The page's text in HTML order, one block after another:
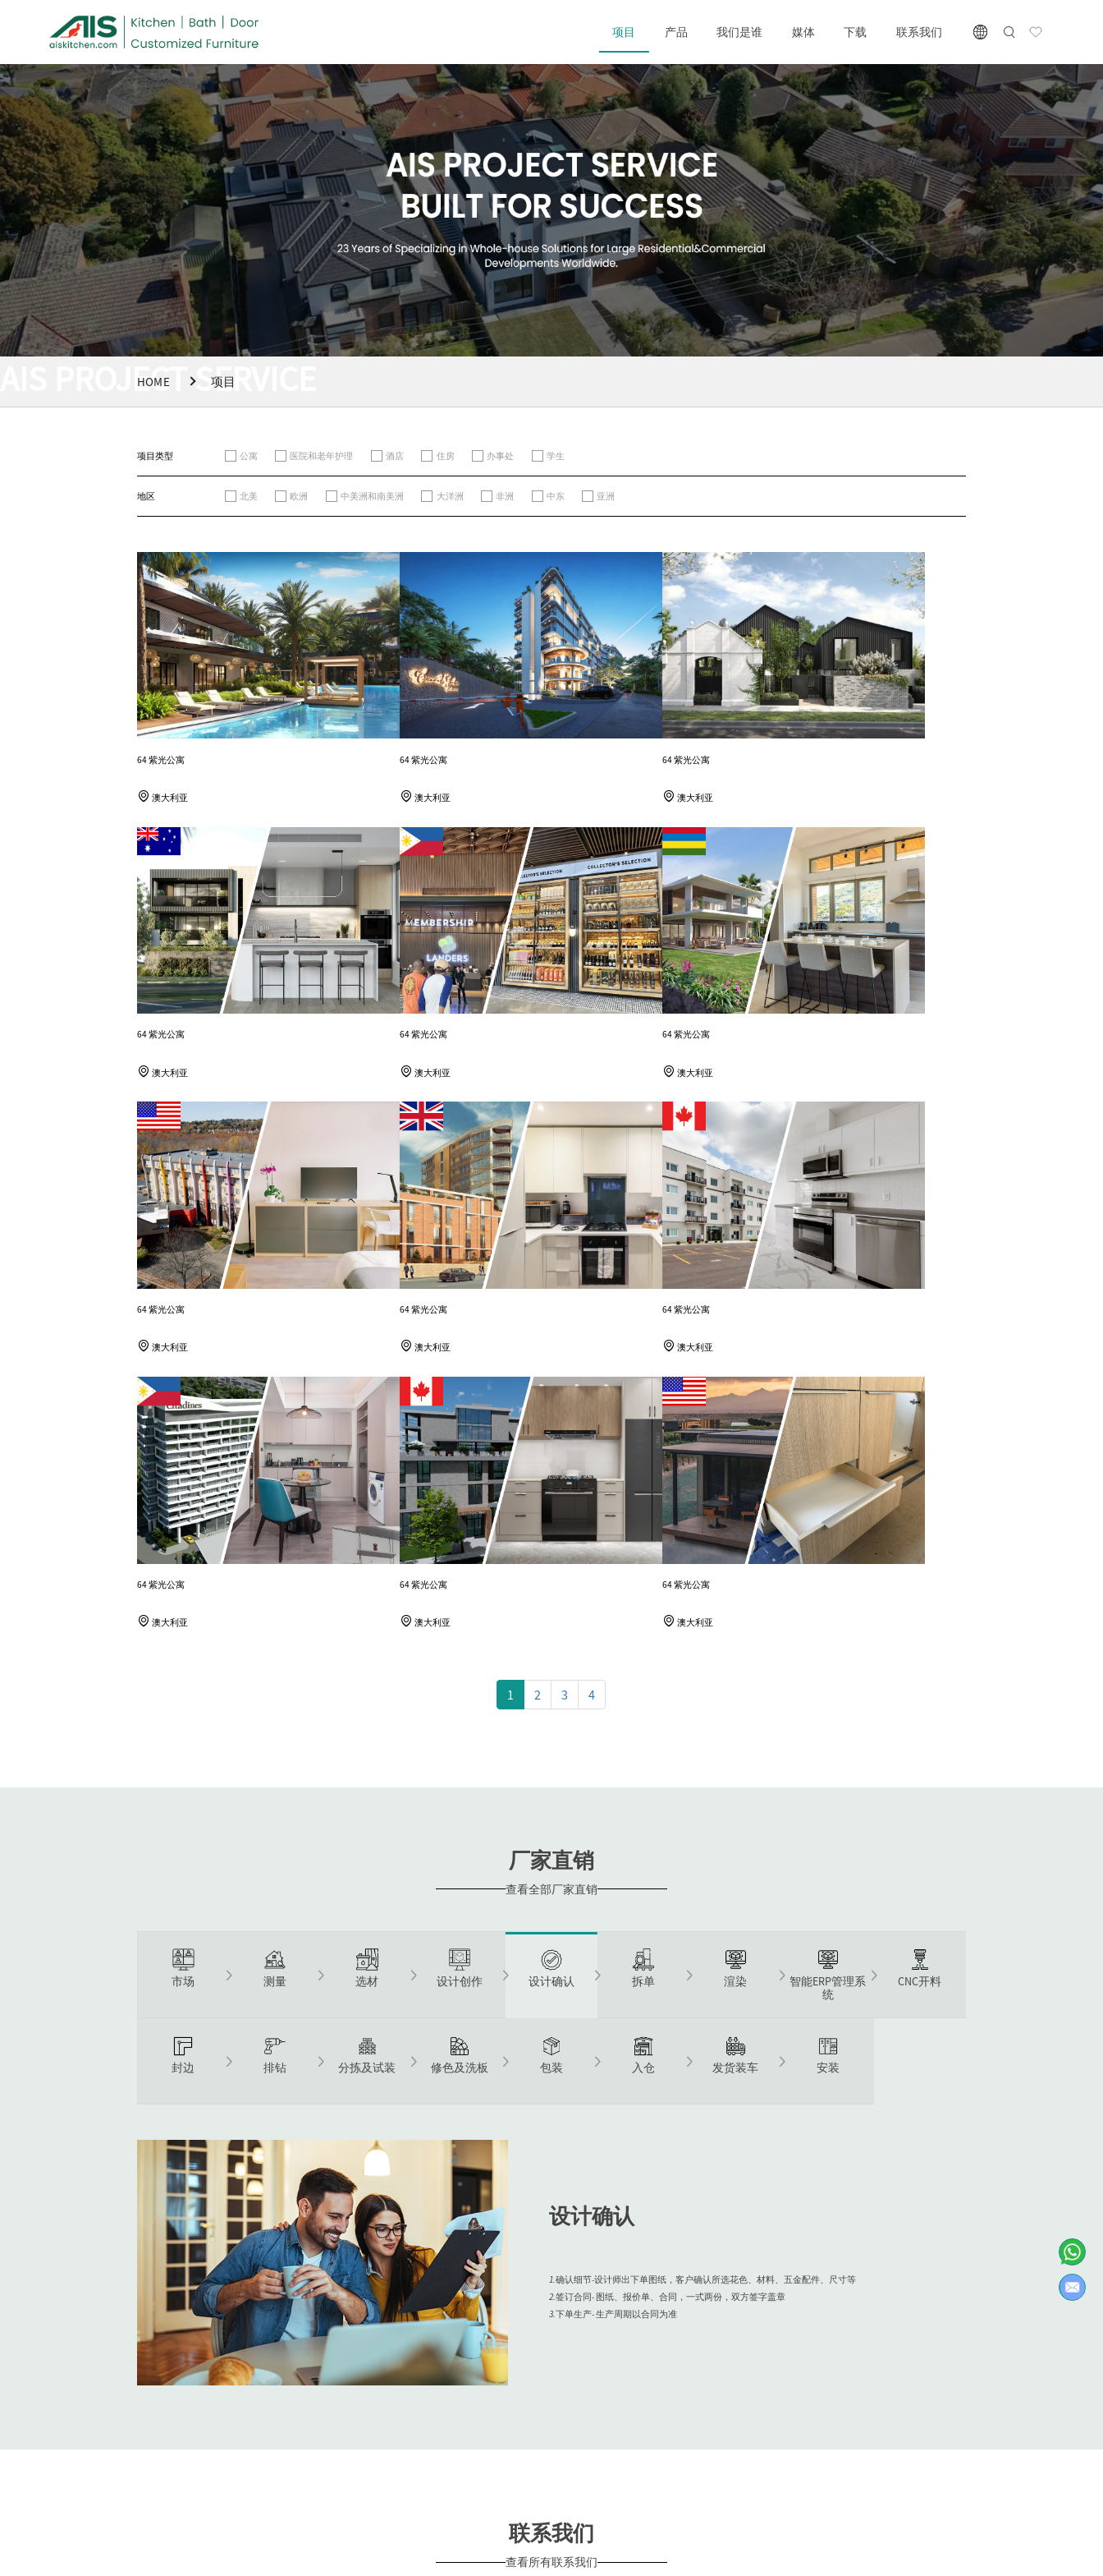
项目 产品 我们是谁 媒体 下载 联系我们
AIS PROJECT SERVICE
HOME 项目
项目类型 公寓 医院和老年护理 酒店 住房 办事处 学生
地区 北美 欧洲 中美洲和南美洲 大洋洲 非洲 中东 亚洲
64 紫光公寓
澳大利亚
64 紫光公寓
澳大利亚
64 紫光公寓
澳大利亚
64 紫光公寓
澳大利亚
64 紫光公寓
澳大利亚
64 紫光公寓
澳大利亚
64 紫光公寓
澳大利亚
64 紫光公寓
澳大利亚
64 紫光公寓
澳大利亚
64 紫光公寓
澳大利亚
64 紫光公寓
澳大利亚
64 紫光公寓
澳大利亚
1 2 3 4
厂家直销
查看全部厂家直销
市场 测量 选材 设计创作 设计确认 拆单 渲染
智能ERP管理系
统
CNC开料
封边 排钻 分拣及试装 修色及洗板 包装 入仓 发货装车 安装
设计确认
1.确认细节-设计师出下单图纸，客户确认所选花色、材料、五金配件、尺寸等
2.签订合同- 图纸、报价单、合同，一式两份，双方签字盖章
3.下单生产- 生产周期以合同为准
联系我们
查看所有联系我们